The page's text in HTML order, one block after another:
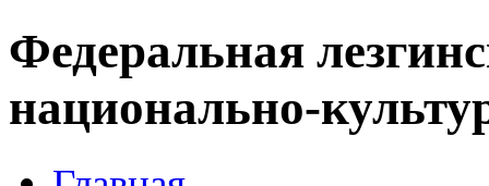
Федеральная
национально-